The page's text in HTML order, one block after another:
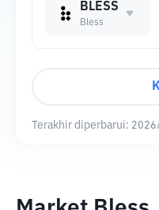
BLESS
Bless
Terakhir diperbarui: